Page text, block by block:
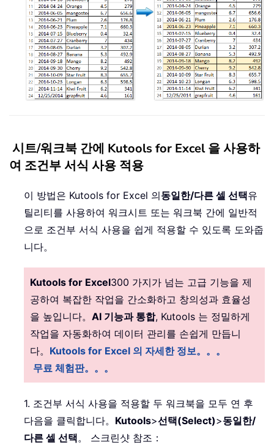
시트/워크북 간에 Kutools for Excel 을 사용하
여 조건부 서식 사용 적용
이 방법은 Kutools for Excel 의동일한/다른 셀 선택유
틸리티를 사용하여 워크시트 또는 워크북 간에 일반적
으로 조건부 서식 사용을 쉽게 적용할 수 있도록 도와줍
니다。
Kutools for Excel300 가지가 넘는 고급 기능을 제
공하여 복잡한 작업을 간소화하고 창의성과 효율성
을 높입니다。 AI 기능과 통합, Kutools 는 정밀하게
작업을 자동화하여 데이터 관리를 손쉽게 만듭니
다。 Kutools for Excel 의 자세한 정보。。。
무료 체험판。。。
1. 조건부 서식 사용을 적용할 두 워크북을 모두 연 후
다음을 클릭합니다。 Kutools>선택(Select)>동일한/
다른 셀 선택。 스크린샷 참조：